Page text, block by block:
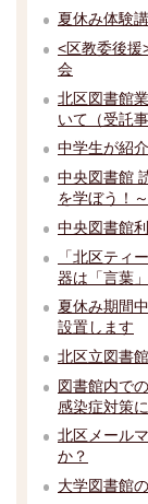
夏休み体験
<区教委後
会
北区図書館
いて（受託事
中学生が紹
中央図書館
を学ぼう！
中央図書館
「北区ティ
器は「言葉
夏休み期間
設置します
北区立図書
図書館内で
感染症対策
北区メール
か？
大学図書館